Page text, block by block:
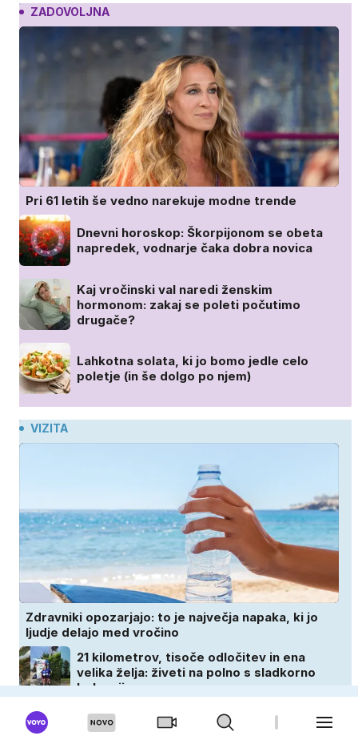
ZADOVOLJNA
Pri 61 letih še vedno narekuje modne trende
Dnevni horoskop: Škorpijonom se obeta
napredek, vodnarje čaka dobra novica
Kaj vročinski val naredi ženskim
hormonom: zakaj se poleti počutimo
drugače?
Lahkotna solata, ki jo bomo jedle celo
poletje (in še dolgo po njem)
VIZITA
Zdravniki opozarjajo: to je največja napaka, ki jo
ljudje delajo med vročino
21 kilometrov, tisoče odločitev in ena
velika želja: živeti na polno s sladkorno
boleznijo
To se zgodi z vašimi možgani, ko opustite